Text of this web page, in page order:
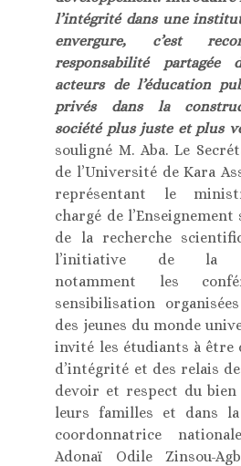
l’intégrité dans une
envergure, c’est
responsabilité partagée
acteurs de l’éducation
privés dans la
société plus juste et plus
souligné M. Aba. Le
de l’Université de Kara
représentant le
chargé de
de la recherche
l’initiative de la
notamment les
sensibilisation
des jeunes du monde
invité les étudiants à être
d’intégrité et des relais
devoir et respect du bien
leurs familles et dans la
coordonnatrice
Adonaï Odile Zinsou-